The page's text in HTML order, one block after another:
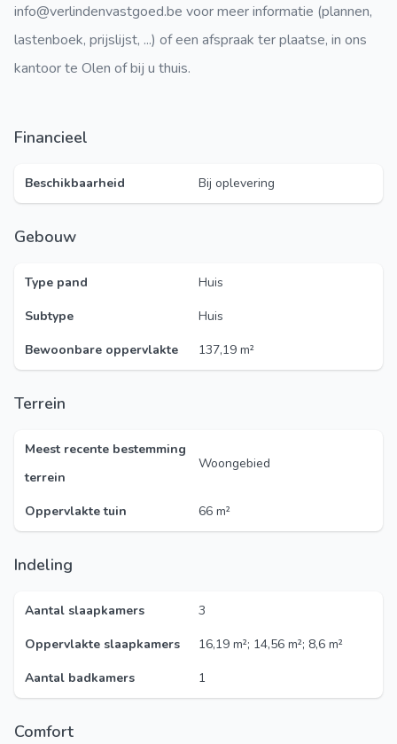
info@verlindenvastgoed.be voor meer informatie (plannen,
lastenboek, prijslijst, ...) of een afspraak ter plaatse, in ons
kantoor te Olen of bij u thuis.
Financieel
Beschikbaarheid Bij oplevering
Gebouw
Type pand
Huis
Subtype
Huis
Bewoonbare oppervlakte
137,19 m²
Terrein
Meest recente bestemming
terrein
Woongebied
Oppervlakte tuin 66 m²
Indeling
Aantal slaapkamers
3
Oppervlakte slaapkamers
16,19 m²; 14,56 m²; 8,6 m²
Aantal badkamers
1
Comfort